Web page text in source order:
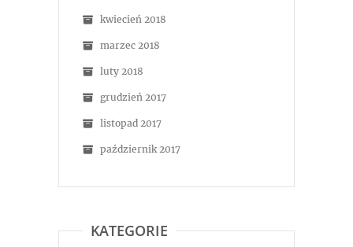
kwiecień 2018
marzec 2018
luty 2018
grudzień 2017
listopad 2017
październik 2017
KATEGORIE